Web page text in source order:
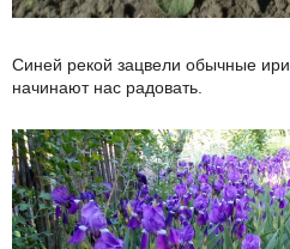
Синей рекой зацвели обычные
начинают нас радовать.